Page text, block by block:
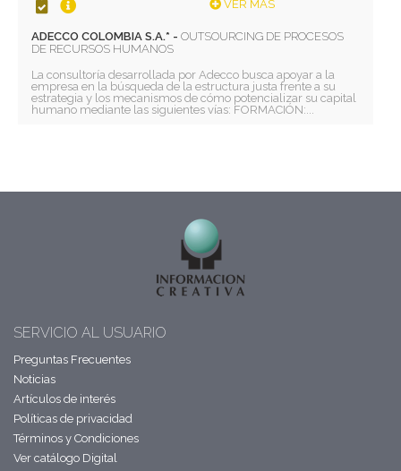
VER MÁS
ADECCO COLOMBIA S.A.* -OUTSOURCING DE PROCESOS
DE RECURSOS HUMANOS
La consultoría desarrollada por Adecco busca apoyar a la
empresa en la búsqueda de la estructura justa frente a su
estrategia y los mecanismos de cómo potencializar su capital
humano mediante las siguientes vías: FORMACIÓN:...
SERVICIO AL USUARIO
Preguntas Frecuentes
Noticias
Artículos de interés
Políticas de privacidad
Términos y Condiciones
Ver catálogo Digital